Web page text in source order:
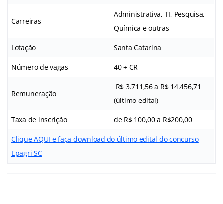
Carreiras
Administrativa, TI, Pesquisa,
Química e outras
Lotação Santa Catarina
Número de vagas 40 + CR
Remuneração
R$ 3.711,56 a R$ 14.456,71
(último edital)
Taxa de inscrição de R$ 100,00 a R$200,00
Clique AQUI e faça download do último edital do concurso
Epagri SC